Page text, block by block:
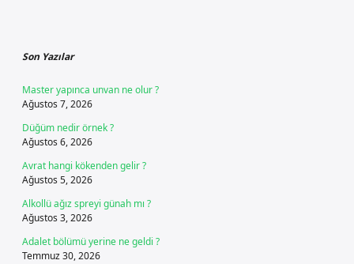
Son Yazılar
Master yapınca unvan ne olur ?
Ağustos 7, 2026
Düğüm nedir örnek ?
Ağustos 6, 2026
Avrat hangi kökenden gelir ?
Ağustos 5, 2026
Alkollü ağız spreyi günah mı ?
Ağustos 3, 2026
Adalet bölümü yerine ne geldi ?
Temmuz 30, 2026